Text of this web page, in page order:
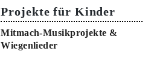
Projekte für Kinder
Mitmach-Musikprojekte &
Wiegenlieder